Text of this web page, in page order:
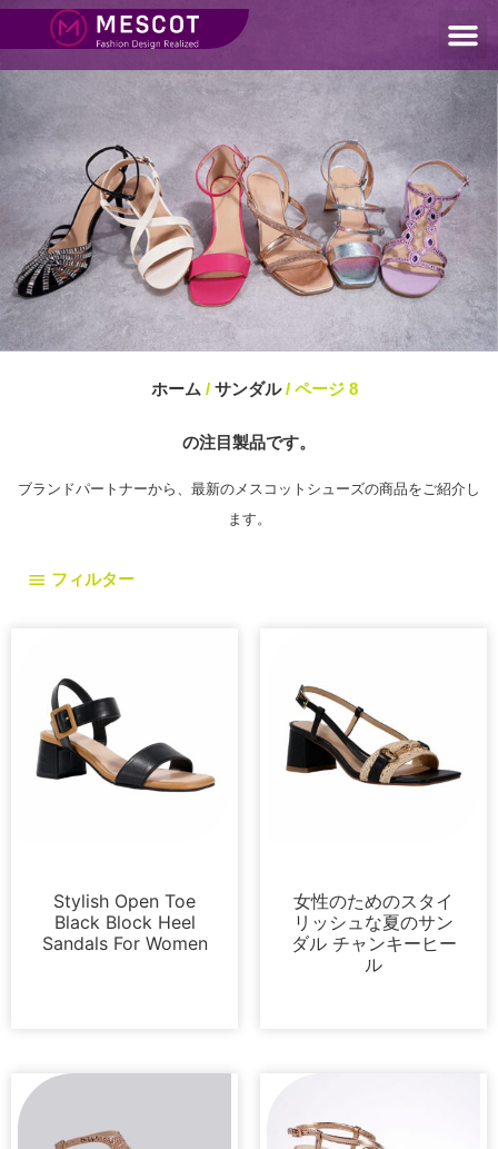
ホーム / サンダル/ ページ 8
の注目製品です。
ブランドパートナーから、最新のメスコットシューズの商品をご紹介し
ます。
フィルター
Stylish Open Toe
Black Block Heel
Sandals For Women
女性のためのスタイ
リッシュな夏のサン
ダル チャンキーヒー
ル